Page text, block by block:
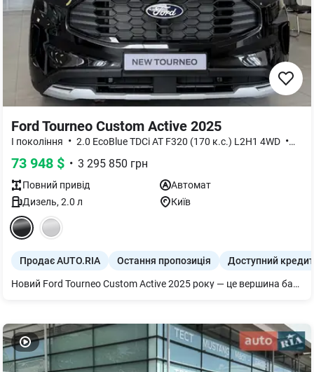
Ford Tourneo Custom Active 2025
I покоління • 2.0 EcoBlue TDCi AT F320 (170 к.с.) L2H1 4WD •
73 948 $ • 3 295 850 грн
Повний привід
Автомат
Дизель, 2.0 л Київ
Продає AUTO.RIA Остання пропозиція Доступний кредит
Новий Ford Tourneo Custom Active 2025 року — це вершина багатофункціональності та абсолютна свобода пересування, яка пропонує покупцеві цінність бізнес-шатла та позашляховика в одному кузові. Головна перевага цієї унікальної модифікації полягає в її безкомпромісній універсальності: потужний та тяговитий дизель 2.0 EcoBlue на 170 к.с. у поєднанні з класичним автоматом і системою повного приводу 4WD гарантує впевненість на засніжених трасах, путівцях чи під час буксирування, відкриваючи нові маршрути для подорожей. Подовжена колісна база L2H1 (F320) надає колосальний внутрішній простір для великої родини або преміального корпоративного трансферу, де розкішні модульні сидіння трансформуються під будь-які завдання, а величезне багажне відділення вміщує все необхідне спорядження. Інвестуючи в виконання Active, ви отримуєте статусний, витривалий та високоліквідний автомобіль із брутальним позашляховим обвісом і топовим технологічним оснащенням, який перетворює будь-яку далеку поїздку на безпечну мандрівку першим класом.